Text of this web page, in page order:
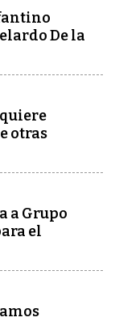
De la
quiere
otras
a Grupo
el